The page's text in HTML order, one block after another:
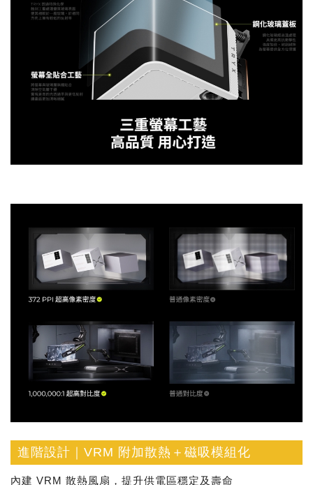
進階設計｜VRM 附加散熱＋磁吸模組化
內建 VRM 散熱風扇，提升供電區穩定及壽命